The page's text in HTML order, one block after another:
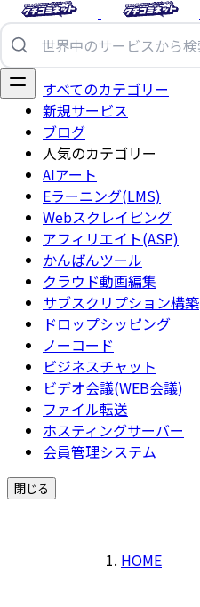
すべてのカテゴリー
新規サービス
ブログ
人気のカテゴリー
AIアート
Eラーニング(LMS)
Webスクレイピング
アフィリエイト(ASP)
かんばんツール
クラウド動画編集
サブスクリプション構築
ドロップシッピング
ノーコード
ビジネスチャット
ビデオ会議(WEB会議)
ファイル転送
ホスティングサーバー
会員管理システム
閉じる
HOME